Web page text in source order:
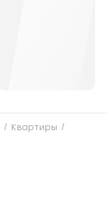
Квартиры